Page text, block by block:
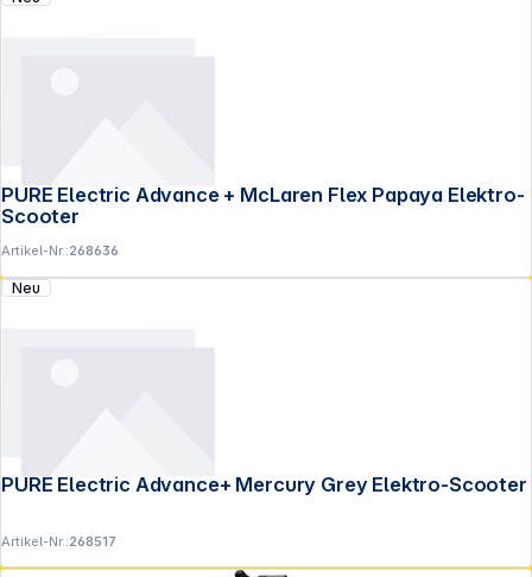
PURE Electric Advance + McLaren Flex Papaya Elektro-
Scooter
Artikel-Nr.:268636
Neu
PURE Electric Advance+ Mercury Grey Elektro-Scooter
Artikel-Nr.:268517